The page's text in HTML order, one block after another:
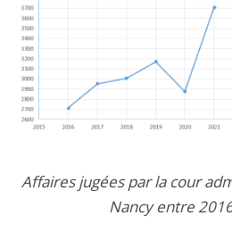
Affaires jugées par la cour
Nancy entre